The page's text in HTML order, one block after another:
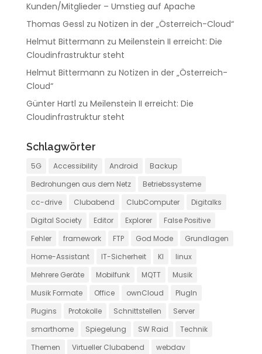
Kunden/Mitglieder – Umstieg auf Apache
Thomas Gessl zu Notizen in der „Österreich-Cloud“
Helmut Bittermann zu Meilenstein II erreicht: Die
Cloudinfrastruktur steht
Helmut Bittermann zu Notizen in der „Österreich-
Cloud“
Günter Hartl zu Meilenstein II erreicht: Die
Cloudinfrastruktur steht
Schlagwörter
5G Accessibility Android
Backup
Bedrohungen aus dem Netz
Betriebssysteme
cc-drive
Clubabend ClubComputer
Digitalks
Digital Society
Editor Explorer
False Positive
Fehler
framework FTP God Mode
Grundlagen
Home-Assistant
IT-Sicherheit KI
linux
Mehrere Geräte
Mobilfunk MQTT
Musik
Musik Formate
Office ownCloud
PlugIn
Plugins
Protokolle Schnittstellen
Server
smarthome
Spiegelung SW Raid
Technik
Themen
Virtueller Clubabend
webdav